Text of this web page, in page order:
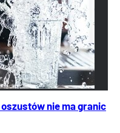
nie ma granic